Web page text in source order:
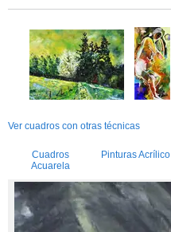
Ver cuadros con otras técnicas
Cuadros
Acuarela
Pinturas Acrílico